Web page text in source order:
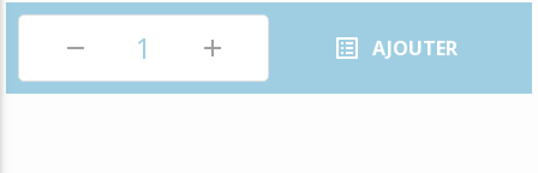
remove add list_alt AJOUTER